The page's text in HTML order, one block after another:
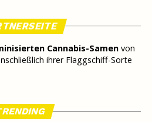
Cannabis-Samenvon
ihrer Flaggschiff-Sorte